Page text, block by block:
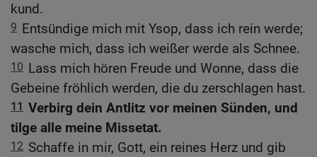
kund.
9 Entsündige mich mit Ysop, dass ich rein werde;
wasche mich, dass ich weißer werde als Schnee.
10 Lass mich hören Freude und Wonne, dass die
Gebeine fröhlich werden, die du zerschlagen hast.
11 Verbirg dein Antlitz vor meinen Sünden, und
tilge alle meine Missetat.
12 Schaffe in mir, Gott, ein reines Herz und gib